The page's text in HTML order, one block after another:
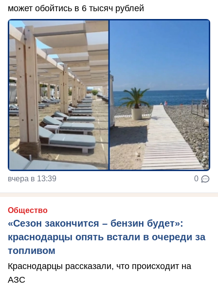
может обойтись в 6 тысяч рублей
вчера в 13:39 0
Общество
«Сезон закончится – бензин будет»:
краснодарцы опять встали в очереди за
топливом
Краснодарцы рассказали, что происходит на
АЗС